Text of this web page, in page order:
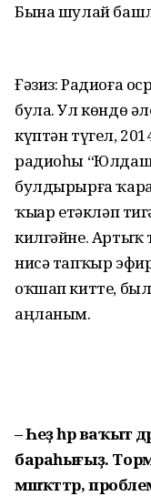
Бына шулай
Ғәзиз: Радиоға
була. Ул көндө
күптән түгел,
радиоһы
булдырырға
ҡыҙҙар етәкләп
килгәйне. Артыҡ
нисә тапҡыр
оҡшап китте,
аңланым.
– Һеҙ һәр ваҡыт
бараһығыҙ.
мәшәҡәттәр,